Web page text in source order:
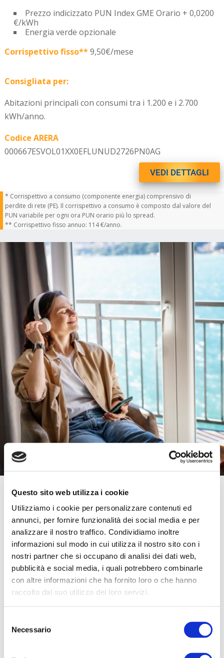
Questo sito web utilizza i cookie
Utilizziamo i cookie per personalizzare contenuti ed
annunci, per fornire funzionalità dei social media e per
analizzare il nostro traffico. Condividiamo inoltre
informazioni sul modo in cui utilizza il nostro sito con i
nostri partner che si occupano di analisi dei dati web,
pubblicità e social media, i quali potrebbero combinarle
con altre informazioni che ha fornito loro o che hanno
raccolto dal suo utilizzo dei loro servizi.
delNecessario
Prezzo indicizzato PUN Index GME Orario + 0,0200
€/kWh
Energia verde opzionale
Corrispettivo fisso**9,50€/mese
Consigliata per:
Abitazioni principali con consumi tra i 1.200 e i 2.700
kWh/anno.
Codice ARERA
000667ESVOL01XX0EFLUNUD2726PN0AG
VEDI DETTAGLI
* Corrispettivo a consumo (componente energia) comprensivo di
perdite di rete (PE). Il corrispettivo a consumo è composto dal valore del
PUN variabile per ogni ora PUN orario più lo spread.
** Corrispettivo fisso annuo: 114 €/anno.
Small Family Luce
Small Family Luce è l’offerta Energit consigliata per
clienti domestici con consumi di energia elettrica
medio bassi (inferiore ai 2.000 kWh/anno) tipicamente
piccole abitazioni principali o seconde case, con costi
fissi ridotti. Small Family Luce è caratterizzata da un
prezzo della componente energia sempre aggiornato al
mercato all’ingrosso e da costi fissi molto bassi.
Prezzo indicizzato PUN Index GME Orario + 0,0300